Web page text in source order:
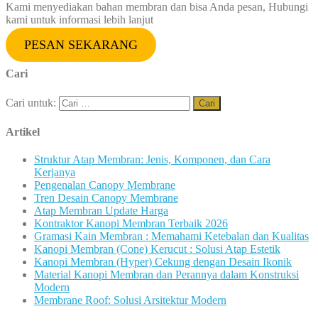
Kami menyediakan bahan membran dan bisa Anda pesan, Hubungi
kami untuk informasi lebih lanjut
PESAN SEKARANG
Cari
Cari untuk:
Artikel
Struktur Atap Membran: Jenis, Komponen, dan Cara
Kerjanya
Pengenalan Canopy Membrane
Tren Desain Canopy Membrane
Atap Membran Update Harga
Kontraktor Kanopi Membran Terbaik 2026
Gramasi Kain Membran : Memahami Ketebalan dan Kualitas
Kanopi Membran (Cone) Kerucut : Solusi Atap Estetik
Kanopi Membran (Hyper) Cekung dengan Desain Ikonik
Material Kanopi Membran dan Perannya dalam Konstruksi
Modern
Membrane Roof: Solusi Arsitektur Modern